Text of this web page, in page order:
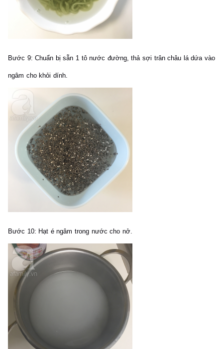
Bước 9:Chuẩn bị sẵn 1 tô nước đường, thả sợi trân châu lá dứa vào
ngâm cho khỏi dính.
Bước 10: Hạt é ngâm trong nước cho nở.